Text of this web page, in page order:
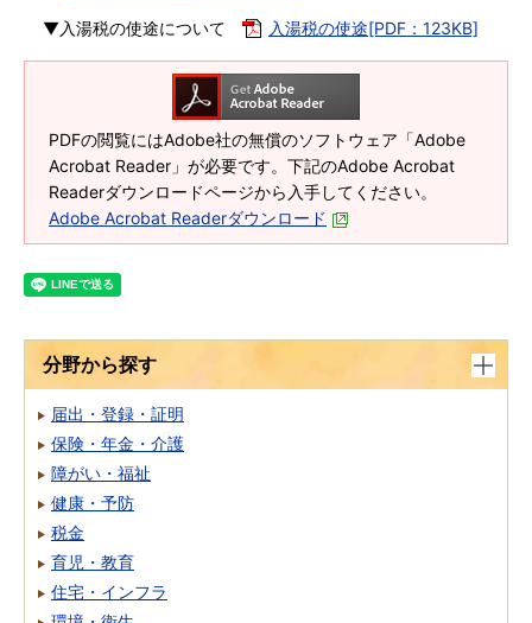
▼入湯税の使途について 入湯税の使途[PDF：123KB]
PDFの閲覧にはAdobe社の無償のソフトウェア「Adobe
Acrobat Reader」が必要です。下記のAdobe Acrobat
Readerダウンロードページから入手してください。
Adobe Acrobat Readerダウンロード
分野から探す
届出・登録・証明
保険・年金・介護
障がい・福祉
健康・予防
税金
育児・教育
住宅・インフラ